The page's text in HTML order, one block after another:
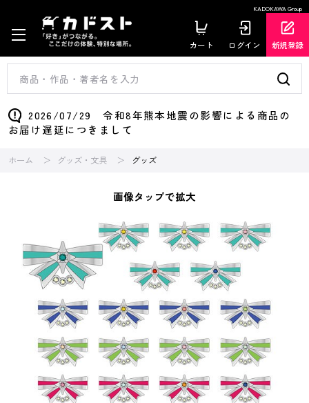
KADOKAWA Group
カート ログイン 新規登録
2026/07/29 令和8年熊本地震の影響による商品の
お届け遅延につきまして
ホーム グッズ・文具 グッズ
画像タップで拡大